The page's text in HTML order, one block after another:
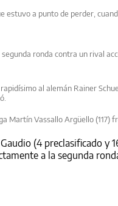
estuvo a punto de perder,
ronda contra un rival
al alemán Rainer
Martín Vassallo Argüello (117)
(4 preclasificado y
a la segunda